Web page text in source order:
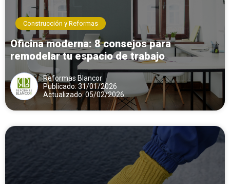
Construcción y Reformas
Oficina moderna: 8 consejos para
remodelar tu espacio de trabajo
Reformas Blancor
Publicado: 31/01/2026
Actualizado: 05/02/2026